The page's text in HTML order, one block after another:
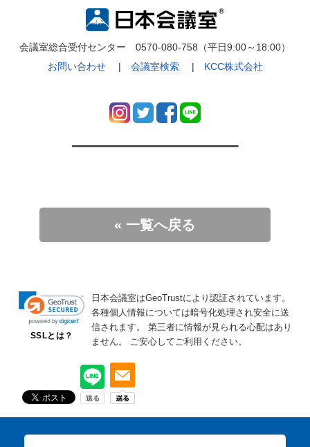
会議室総合受付センター 0570-080-758（平日9:00～18:00）
お問い合わせ| 会議室検索| KCC株式会社
━━━━━━━━━━━━━━━━━━━━━━━━━━━━━━
« 一覧へ戻る
SSLとは？
日本会議室はGeoTrustにより認証されています。
各種個人情報については暗号化処理され安全に送
信されます。
第三者に情報が見られる心配はあり
ません。
ご安心してご利用ください。